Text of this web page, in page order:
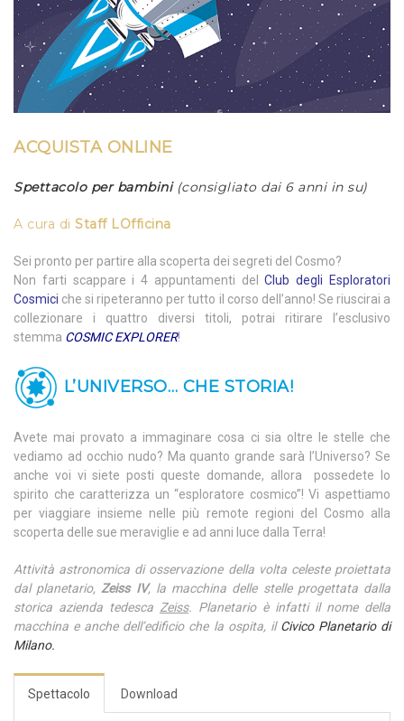
ACQUISTA ONLINE
Spettacolo per bambini (consigliato dai 6 anni in su)
A cura di Staff LOfficina
Sei pronto per partire alla scoperta dei segreti del Cosmo?
Non farti scappare i 4 appuntamenti delClub degli Esploratori
Cosmici che si ripeteranno per tutto il corso dell’anno! Se riuscirai a
collezionare i quattro diversi titoli, potrai ritirare l’esclusivo
stemma COSMIC EXPLORER!
L’UNIVERSO… CHE STORIA!
Avete mai provato a immaginare cosa ci sia oltre le stelle che
vediamo ad occhio nudo? Ma quanto grande sarà l’Universo? Se
anche voi vi siete posti queste domande, allora possedete lo
spirito che caratterizza un “esploratore cosmico”! Vi aspettiamo
per viaggiare insieme nelle più remote regioni del Cosmo alla
scoperta delle sue meraviglie e ad anni luce dalla Terra!
Attività astronomica di osservazione della volta celeste proiettata
dal planetario,Zeiss IV, la macchina delle stelle progettata dalla
storica azienda tedesca Zeiss. Planetario è infatti il nome della
macchina e anche dell’edificio che la ospita, il Civico Planetario di
Milano.
Spettacolo Download